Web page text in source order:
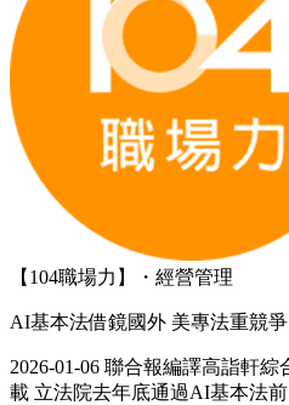
【104職場力】・經營管理
AI基本法借鏡國外 美專法重競
2026-01-06 聯合報編譯高詣軒
載 立法院去年底通過AI基本法